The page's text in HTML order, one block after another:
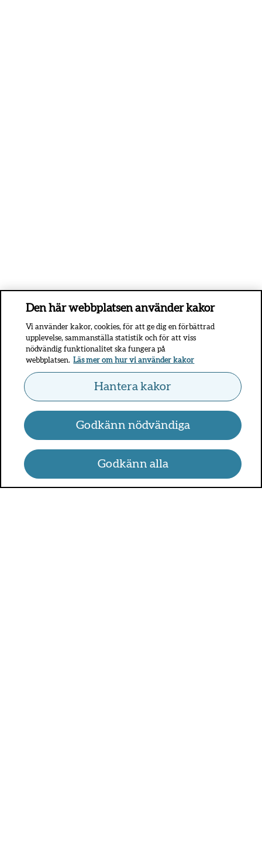
Den här webbplatsen använder kakor
Vi använder kakor, cookies, för att ge dig en förbättrad
upplevelse, sammanställa statistik och för att viss
nödvändig funktionalitet ska fungera på
webbplatsen. Läs mer om hur vi använder kakor
Hantera kakor
Godkänn nödvändiga
Godkänn alla